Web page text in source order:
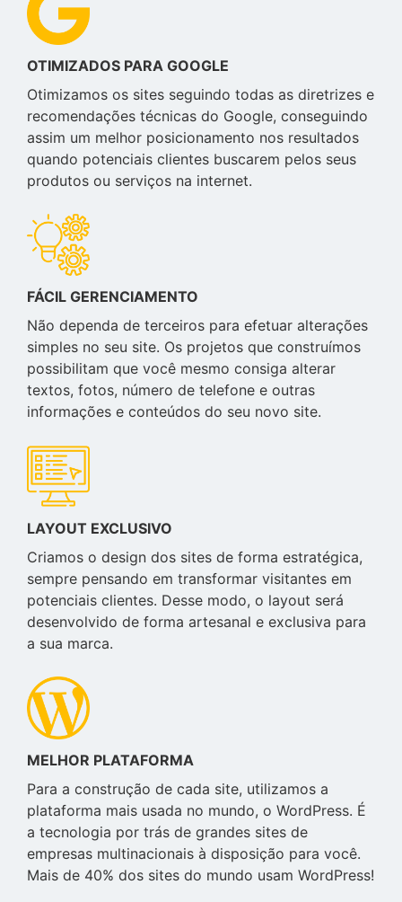
OTIMIZADOS PARA GOOGLE
Otimizamos os sites seguindo todas as diretrizes e
recomendações técnicas do Google, conseguindo
assim um melhor posicionamento nos resultados
quando potenciais clientes buscarem pelos seus
produtos ou serviços na internet.
FÁCIL GERENCIAMENTO
Não dependa de terceiros para efetuar alterações
simples no seu site. Os projetos que construímos
possibilitam que você mesmo consiga alterar
textos, fotos, número de telefone e outras
informações e conteúdos do seu novo site.
LAYOUT EXCLUSIVO
Criamos o design dos sites de forma estratégica,
sempre pensando em transformar visitantes em
potenciais clientes. Desse modo, o layout será
desenvolvido de forma artesanal e exclusiva para
a sua marca.
MELHOR PLATAFORMA
Para a construção de cada site, utilizamos a
plataforma mais usada no mundo, o WordPress. É
a tecnologia por trás de grandes sites de
empresas multinacionais à disposição para você.
Mais de 40% dos sites do mundo usam WordPress!